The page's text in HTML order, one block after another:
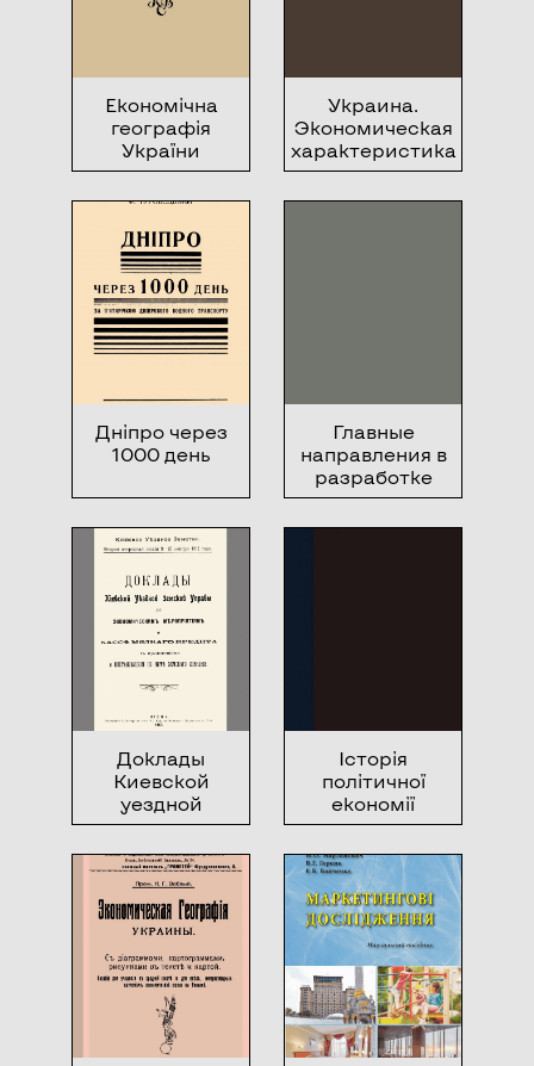
Економічна
географія
України
Украина.
Экономическая
характеристика
Дніпро через
1000 день
Главные
направления в
разработке
теории
заработной
Доклады
Киевской
уездной
земской управы
по
экономическим
мероприятиям
и кассе мелкого
кредита с
приложением и
постановления
по ним
земского
собрания
Історія
політичної
економії